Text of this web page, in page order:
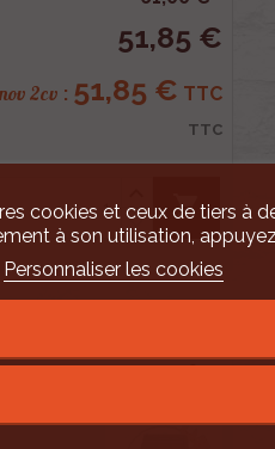
51,85 €
2cv : 51,85 € TTC
TTC
shopping_cart
000802
cookies et ceux de tiers à
à son utilisation,
Personnaliser les cookies